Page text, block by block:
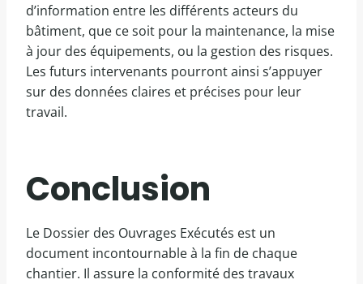
d’information entre les différents acteurs du
bâtiment, que ce soit pour la maintenance, la mise
à jour des équipements, ou la gestion des risques.
Les futurs intervenants pourront ainsi s’appuyer
sur des données claires et précises pour leur
travail.
Conclusion
Le Dossier des Ouvrages Exécutés est un
document incontournable à la fin de chaque
chantier. Il assure la conformité des travaux